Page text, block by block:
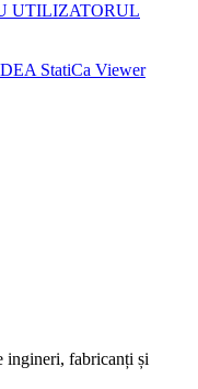
UTILIZATORUL
StatiCa Viewer
ingineri, fabricanți și